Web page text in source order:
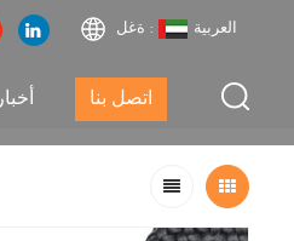
ةغل : العربية
أخبار اتصل بنا